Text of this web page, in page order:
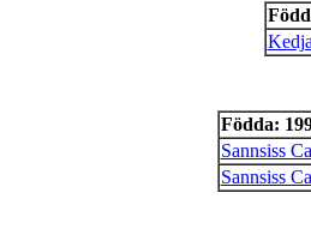
Födda:
Sannsiss
Sannsiss